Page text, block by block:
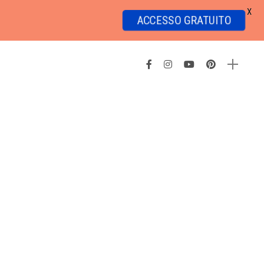
ACCESSO GRATUITO
X